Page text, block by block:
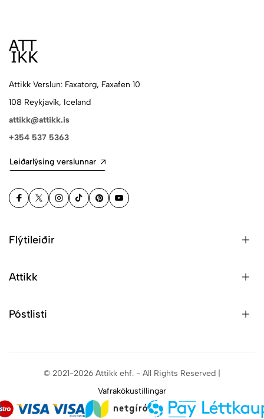
Attikk Verslun: Faxatorg, Faxafen 10
108 Reykjavík, Iceland
attikk@attikk.is
+354 537 5363
Leiðarlýsing verslunnar
Flýtileiðir
Attikk
Póstlisti
© 2021-2026 Attikk ehf. - All Rights Reserved |
Vafrakökustillingar